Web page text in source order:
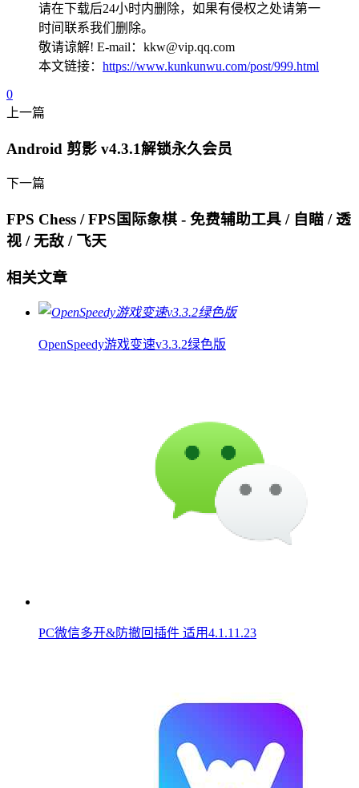
请在下载后24小时内删除，如果有侵权之处请第一
时间联系我们删除。
敬请谅解! E-mail：kkw@vip.qq.com
本文链接： https://www.kunkunwu.com/post/999.html
0
上一篇
Android 剪影 v4.3.1解锁永久会员
下一篇
FPS Chess / FPS国际象棋 - 免费辅助工具 / 自瞄 / 透
视 / 无敌 / 飞天
相关文章
OpenSpeedy游戏变速v3.3.2绿色版
PC微信多开&防撤回插件 适用4.1.11.23